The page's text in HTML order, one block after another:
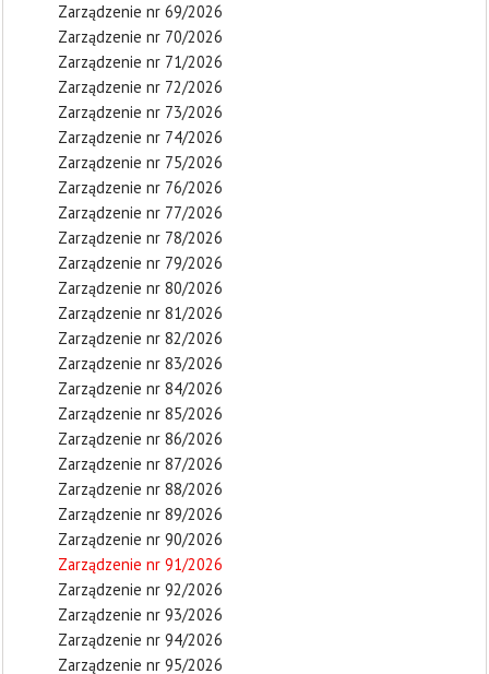
Zarządzenie nr 69/2026
Zarządzenie nr 70/2026
Zarządzenie nr 71/2026
Zarządzenie nr 72/2026
Zarządzenie nr 73/2026
Zarządzenie nr 74/2026
Zarządzenie nr 75/2026
Zarządzenie nr 76/2026
Zarządzenie nr 77/2026
Zarządzenie nr 78/2026
Zarządzenie nr 79/2026
Zarządzenie nr 80/2026
Zarządzenie nr 81/2026
Zarządzenie nr 82/2026
Zarządzenie nr 83/2026
Zarządzenie nr 84/2026
Zarządzenie nr 85/2026
Zarządzenie nr 86/2026
Zarządzenie nr 87/2026
Zarządzenie nr 88/2026
Zarządzenie nr 89/2026
Zarządzenie nr 90/2026
Zarządzenie nr 91/2026
Zarządzenie nr 92/2026
Zarządzenie nr 93/2026
Zarządzenie nr 94/2026
Zarządzenie nr 95/2026